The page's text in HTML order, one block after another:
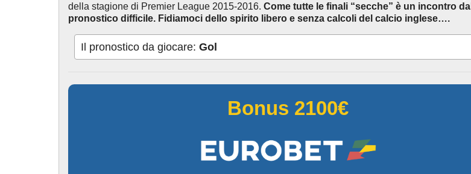
della stagione di Premier League 2015-2016. Come tutte le finali “secche” è un incontro dal
pronostico difficile. Fidiamoci dello spirito libero e senza calcoli del calcio inglese….
Il pronostico da giocare: Gol
Bonus 2100€